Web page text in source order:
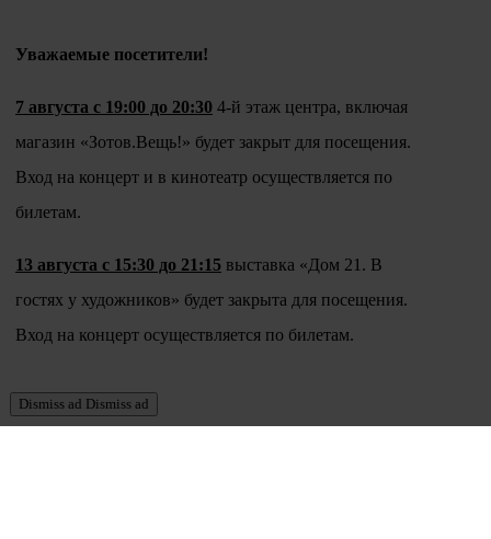
Уважаемые посетители!
7 августа с 19:00 до 20:30 4-й этаж центра, включая
магазин «Зотов.Вещь!» будет закрыт для посещения.
Вход на концерт и в кинотеатр осуществляется по
билетам.
13 августа с 15:30 до 21:15 выставка «Дом 21. В
гостях у художников» будет закрыта для посещения.
Вход на концерт осуществляется по билетам.
Dismiss ad Dismiss ad